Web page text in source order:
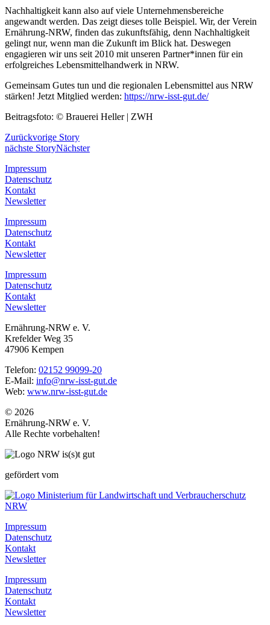
Nachhaltigkeit kann also auf viele Unternehmensbereiche
angewandt werden. Das zeigt dieses tolle Beispiel. Wir, der Verein
Ernährung-NRW, finden das zukunftsfähig, denn Nachhaltigkeit
gelingt nur, wenn man die Zukunft im Blick hat. Deswegen
engagieren wir uns seit 2010 mit unseren Partner*innen für ein
erfolgreiches Lebensmittelhandwerk in NRW.
Gemeinsam Gutes tun und die regionalen Lebensmittel aus NRW
stärken! Jetzt Mitglied werden: https://nrw-isst-gut.de/
Beitragsfoto: © Brauerei Heller | ZWH
Zurückvorige Story
nächste StoryNächster
Impressum
Datenschutz
Kontakt
Newsletter
Impressum
Datenschutz
Kontakt
Newsletter
Impressum
Datenschutz
Kontakt
Newsletter
Ernährung-NRW e. V.
Krefelder Weg 35
47906 Kempen
Telefon: 02152 99099-20
E-Mail: info@nrw-isst-gut.de
Web: www.nrw-isst-gut.de
© 2026
Ernährung-NRW e. V.
Alle Rechte vorbehalten!
gefördert vom
Impressum
Datenschutz
Kontakt
Newsletter
Impressum
Datenschutz
Kontakt
Newsletter